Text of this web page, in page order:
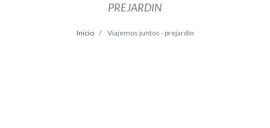
PREJARDIN
Inicio Viajemos juntos - prejardín